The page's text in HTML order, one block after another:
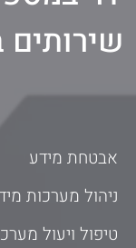
אבטחת מידע
ניהול מערכות
טיפול ויעול